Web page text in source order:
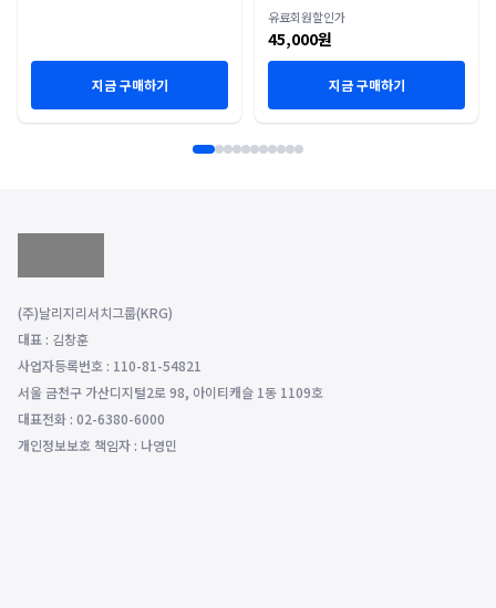
지금 구매하기
유료회원할인가
45,000원
지금 구매하기
(주)날리지리서치그룹(KRG)
대표 : 김창훈
사업자등록번호 : 110-81-54821
서울 금천구 가산디지털2로 98, 아이티캐슬 1동 1109호
대표전화 : 02-6380-6000
개인정보보호 책임자 : 나영민